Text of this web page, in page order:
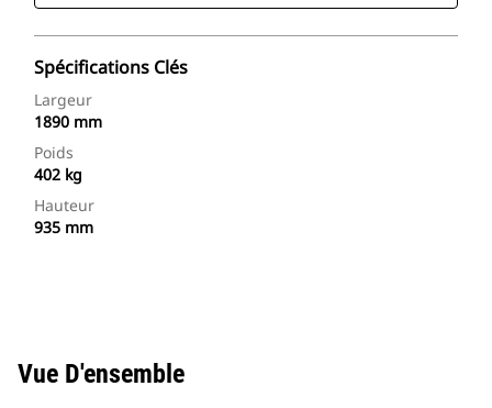
Spécifications Clés
Largeur
1890 mm
Poids
402 kg
Hauteur
935 mm
Vue D'ensemble